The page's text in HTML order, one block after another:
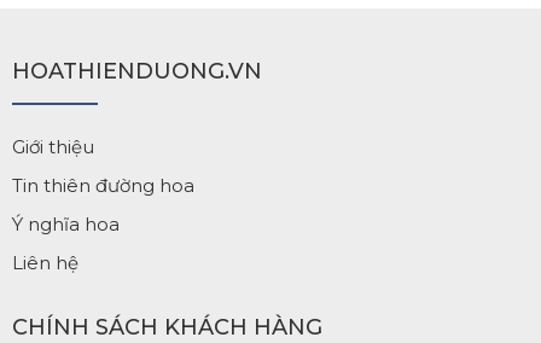
HOATHIENDUONG.VN
Giới thiệu
Tin thiên đường hoa
Ý nghĩa hoa
Liên hệ
CHÍNH SÁCH KHÁCH HÀNG